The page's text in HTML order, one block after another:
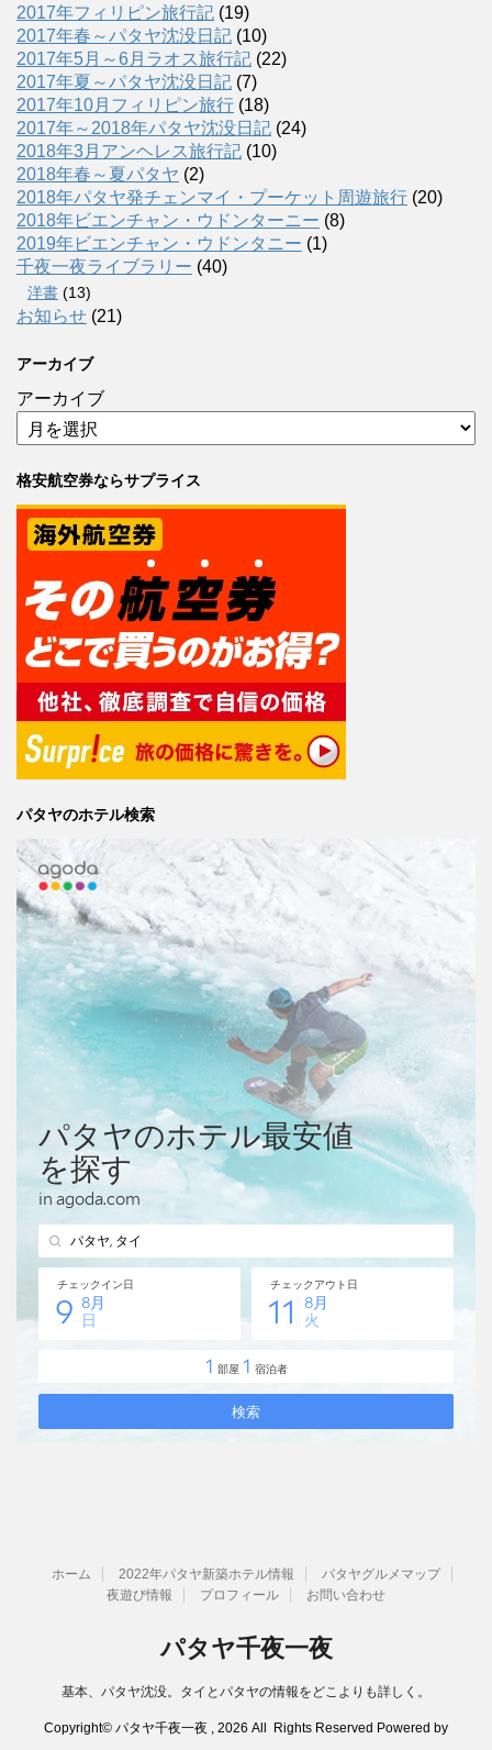
2017年フィリピン旅行記 (19)
2017年春～パタヤ沈没日記 (10)
2017年5月～6月ラオス旅行記 (22)
2017年夏～パタヤ沈没日記 (7)
2017年10月フィリピン旅行 (18)
2017年～2018年パタヤ沈没日記 (24)
2018年3月アンヘレス旅行記 (10)
2018年春～夏パタヤ (2)
2018年パタヤ発チェンマイ・プーケット周遊旅行 (20)
2018年ビエンチャン・ウドンターニー (8)
2019年ビエンチャン・ウドンタニー (1)
千夜一夜ライブラリー (40)
洋書 (13)
お知らせ (21)
アーカイブ
アーカイブ
格安航空券ならサプライス
パタヤのホテル検索
ホーム 2022年パタヤ新築ホテル情報
パタヤグルメマップ
夜遊び情報
プロフィール お問い合わせ
パタヤ千夜一夜
基本、パタヤ沈没。タイとパタヤの情報をどこよりも詳しく。
Copyright© パタヤ千夜一夜 , 2026 All Rights Reserved Powered by